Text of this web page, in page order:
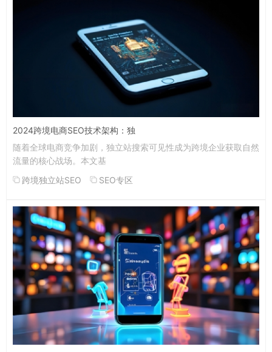
2024跨境电商SEO技术架构：独
随着全球电商竞争加剧，独立站搜索可见性成为跨境企业获取自然
流量的核心战场。本文基
跨境独立站SEO
SEO专区